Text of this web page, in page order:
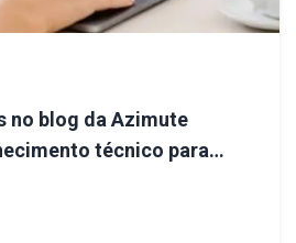
no blog da Azimute
técnico para
em infraestrutura